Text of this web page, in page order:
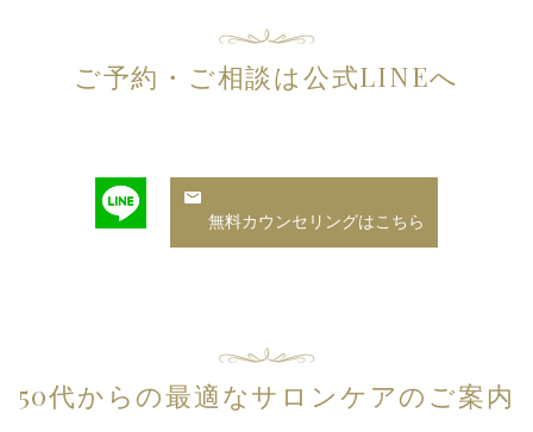
ご予約・ご相談は公式LINEへ
無料カウンセリングはこちら
50代からの最適なサロンケアのご案内